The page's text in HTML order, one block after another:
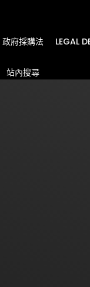
政府採購法 LEGAL
站內搜尋